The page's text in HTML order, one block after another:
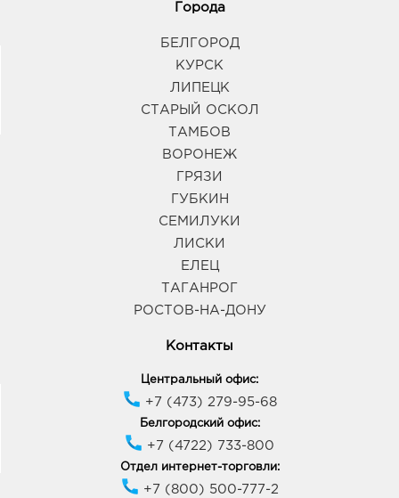
Города
БЕЛГОРОД
КУРСК
ЛИПЕЦК
СТАРЫЙ ОСКОЛ
ТАМБОВ
ВОРОНЕЖ
ГРЯЗИ
ГУБКИН
СЕМИЛУКИ
ЛИСКИ
ЕЛЕЦ
ТАГАНРОГ
РОСТОВ-НА-ДОНУ
Контакты
Центральный офис:
+7 (473) 279-95-68
Белгородский офис:
+7 (4722) 733-800
Отдел интернет-торговли:
+7 (800) 500-777-2